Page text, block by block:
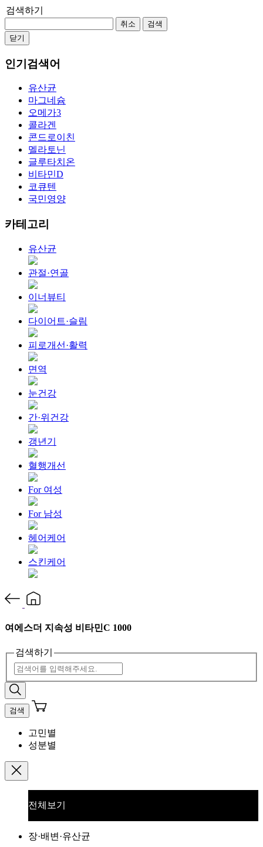
검색하기
취소
검색
닫기
인기검색어
유산균
마그네슘
오메가3
콜라겐
콘드로이친
멜라토닌
글루타치온
비타민D
코큐텐
국민영양
카테고리
유산균
관절·연골
이너뷰티
다이어트·슬림
피로개선·활력
면역
눈건강
간·위건강
갱년기
혈행개선
For 여성
For 남성
헤어케어
스킨케어
여에스더 지속성 비타민C 1000
검색하기
검색
고민별
성분별
전체보기
장·배변·유산균